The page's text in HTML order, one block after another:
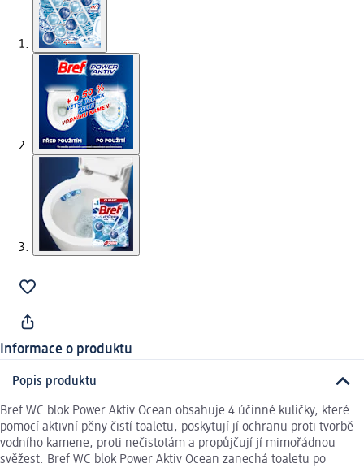
Informace o produktu
Popis produktu
Bref WC blok Power Aktiv Ocean obsahuje 4 účinné kuličky, které
pomocí aktivní pěny čistí toaletu, poskytují jí ochranu proti tvorbě
vodního kamene, proti nečistotám a propůjčují jí mimořádnou
svěžest. Bref WC blok Power Aktiv Ocean zanechá toaletu po